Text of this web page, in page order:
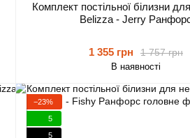
Комплект постільної білизни
Belizza - Jerry
1 757 грн
1 355 грн
В наявності
−23%
5
5